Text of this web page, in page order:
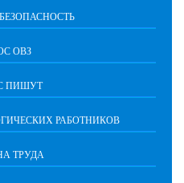
ОВЗ
ПИШУТ
РАБОТНИКОВ
ТРУДА